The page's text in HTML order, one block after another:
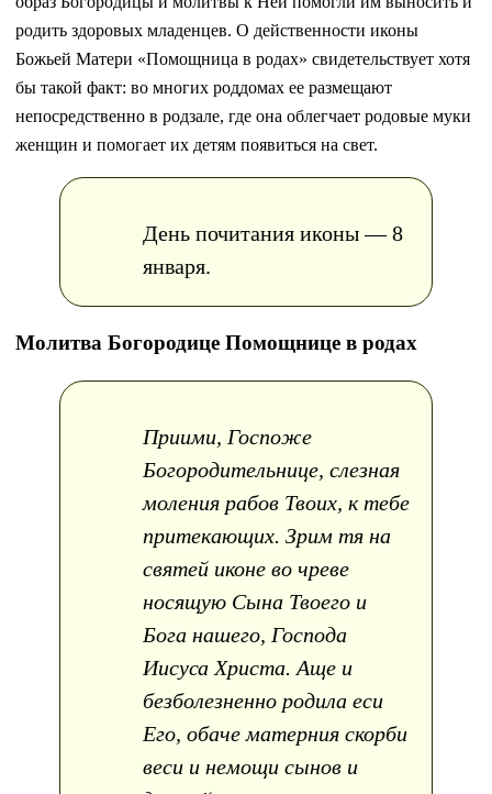
родить здоровых младенцев. О действенности иконы
Божьей Матери «Помощница в родах» свидетельствует хотя
бы такой факт: во многих роддомах ее размещают
непосредственно в родзале, где она облегчает родовые муки
женщин и помогает их детям появиться на свет.
День почитания иконы — 8
января.
Молитва Богородице Помощнице в родах
Приими, Госпоже
Богородительнице, слезная
моления рабов Твоих, к тебе
притекающих. Зрим тя на
святей иконе во чреве
носящую Сына Твоего и
Бога нашего, Господа
Иисуса Христа. Аще и
безболезненно родила еси
Его, обаче матерния скорби
веси и немощи сынов и